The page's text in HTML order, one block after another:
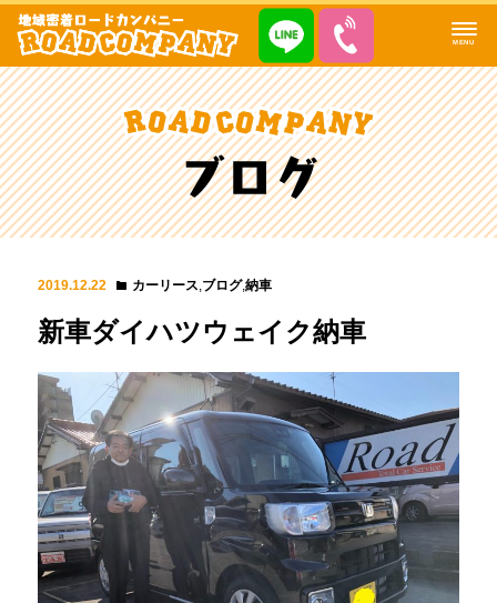
MENU
2019.12.22 カーリース,ブログ,納車
新車ダイハツウェイク納車